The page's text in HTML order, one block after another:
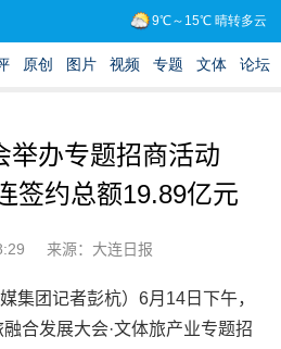
举办专题招商活动
签约总额19.89亿元
来源：大连日报
集团记者彭杭）6月14日下午，
合发展大会·文体旅产业专题招